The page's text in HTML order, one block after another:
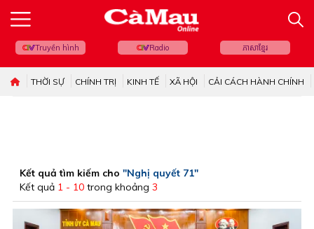
Truyền hình Radio ភាសាខ្មែរ
THỜI SỰ CHÍNH TRỊ KINH TẾ XÃ HỘI CẢI CÁCH HÀNH CHÍNH
Kết quả tìm kiếm cho "Nghị quyết 71"
Kết quả 1 - 10 trong khoảng 3